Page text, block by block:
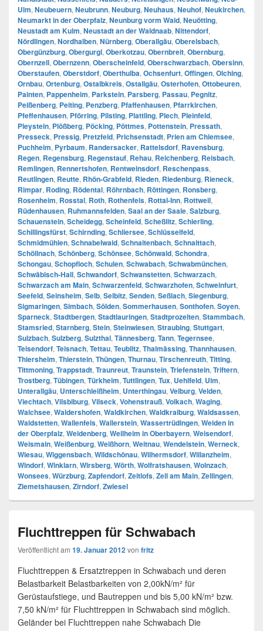
Ulm, Neubeuern, Neubrunn, Neuburg, Neuhaus, Neuhof, Neukirchen,
Neumarkt in der Oberpfalz, Neunburg vorm Wald, Neuötting,
Neustadt am Kulm, Neustadt an der Waldnaab, Nittendorf,
Nördlingen, Nordhalben, Nürnberg, Oberallgäu, Oberelsbach,
Obergünzburg, Obergurgl, Oberkotzau, Obernbreit, Obernburg,
Obernzell, Obernzenn, Oberscheinfeld, Oberschwarzbach, Obersinn,
Oberstaufen, Oberstdorf, Oberthulba, Ochsenfurt, Offingen, Olching,
Ornbau, Ortenburg, Ostalbkreis, Ostallgäu, Osterhofen, Ottobeuren,
Painten, Pappenheim, Parkstein, Parsberg, Passau, Pegnitz,
Peißenberg, Peiting, Penzberg, Pfaffenhausen, Pfarrkirchen,
Pfeffenhausen, Pförring, Pilsting, Plattling, Plech, Pleinfeld,
Pleystein, Plößberg, Pöcking, Pöttmes, Pottenstein, Pressath,
Presseck, Pressig, Pretzfeld, Prichsenstadt, Prien am Chiemsee,
Puchheim, Pyrbaum, Randersacker, Rattelsdorf, Ravensburg,
Regen, Regensburg, Regenstauf, Rehau, Reichenberg, Reisbach,
Remlingen, Rennertshofen, Rentweinsdorf, Reschenpass,
Reutlingen, Reutte, Rhön-Grabfeld, Rieden, Riedenburg, Rieneck,
Rimpar, Roding, Rödental, Röhrnbach, Röttingen, Ronsberg,
Rosenheim, Rosstal, Roth, Rothenfels, Rottal-Inn, Rottweil,
Rüdenhausen, Ruhmannsfelden, Saal an der Saale, Salzburg,
Schauenstein, Scheidegg, Scheinfeld, Scheßlitz, Schierling,
Schillingsfürst, Schirnding, Schliersee, Schlüsselfeld,
Schmidmühlen, Schnabelwaid, Schnaitenbach, Schnaittach,
Schöllnach, Schönberg, Schönsee, Schönwald, Schondra,
Schongau, Schopfloch, Schulen, Schwabach, Schwabmünchen,
Schwäbisch-Hall, Schwandorf, Schwanstetten, Schwarzach,
Schwarzach am Main, Schwarzenfeld, Schwarzhofen, Schweinfurt,
Seefeld, Seinsheim, Selb, Selbitz, Senden, Seßlach, Siegenburg,
Sigmaringen, Simbach, Sölden, Sommerhausen, Sonthofen, Soyen,
Sparneck, Stadtbergen, Stadtlauringen, Stadtprozelten, Stammbach,
Stamsried, Starnberg, Stein, Steinwiesen, Straubing, Stuttgart,
Sulzbach, Sulzberg, Sulzthal, Tännesberg, Tann, Tegernsee,
Teisendorf, Teisnach, Tettau, Teublitz, Thalmässing, Thannhausen,
Thiersheim, Thierstein, Thüngen, Thurnau, Tirschenreuth, Titting,
Tittmoning, Trappstadt, Traunreut, Traunstein, Triefenstein, Triftern,
Trostberg, Tübingen, Türkheim, Tuttlingen, Tux, Uehlfeld, Ulm,
Unterallgäu, Unterschleißheim, Unterthingau, Velburg, Velden,
Viechtach, Vilsbiburg, Vilseck, Vohenstrauß, Volkach, Waging,
Walchsee, Waldershofen, Waldkirchen, Waldkraiburg, Waldsassen,
Waldstetten, Wallenfels, Wallerstein, Wassertrüdingen, Weiden in
der Oberpfalz, Weidenberg, Weilheim in Oberbayern, Weisendorf,
Weismain, Weißenburg, Weißhorn, Weitnau, Wendelstein, Werneck,
Wiesau, Wiggensbach, Wildschönau, Wilhermsdorf, Willanzheim,
Windorf, Winklarn, Wirsberg, Wörth, Wolfratshausen, Wolnzach,
Wonsees, Würzburg, Zapfendorf, Zeitlofs, Zell am Main, Zellingen,
Ziemetshausen, Zirndorf, Zwiesel
Fluchttreppen für Schwabach
Veröffentlicht am 19. Januar 2012von fritz
Fluchttreppen & Ersatztreppen in Schwabach und deren
Belastbarkeit Belastbarkeiten von 2,00kN/m² für
Gerüstaufstiege, und Bautreppen und bis 5,00 kN/m² bzw.
7,50 kN/m² für Fluchttreppen in Schwabach sind möglich.
Geländer bei Fluchttreppen nahe Schwabach Die